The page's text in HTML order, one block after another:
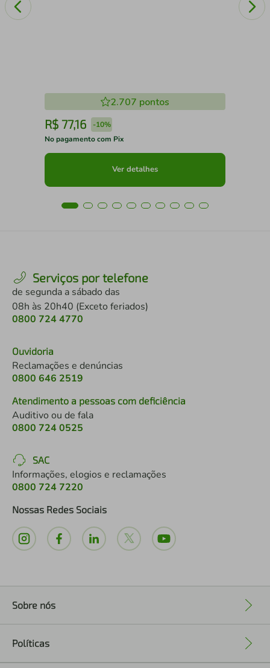
2.707 pontos
R$ 77,16 -10%
No pagamento com Pix
Ver detalhes
Serviços por telefone
de segunda a sábado das
08h às 20h40 (Exceto feriados)
0800 724 4770
Ouvidoria
Reclamações e denúncias
0800 646 2519
Atendimento a pessoas com deficiência
Auditivo ou de fala
0800 724 0525
SAC
Informações, elogios e reclamações
0800 724 7220
Nossas Redes Sociais
Sobre nós
Políticas